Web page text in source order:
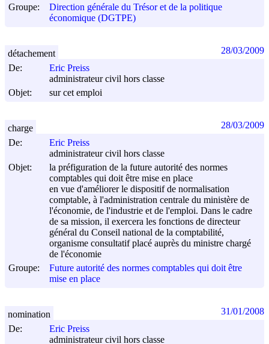
Groupe:
Direction générale du Trésor et de la politique
économique (DGTPE)
De:
Eric Preiss
administrateur civil hors classe
Objet:
sur cet emploi
détachement 28/03/2009
De:
Eric Preiss
administrateur civil hors classe
Objet:
la préfiguration de la future autorité des normes
comptables qui doit être mise en place
en vue d'améliorer le dispositif de normalisation
comptable, à l'administration centrale du ministère de
l'économie, de l'industrie et de l'emploi. Dans le cadre
de sa mission, il exercera les fonctions de directeur
général du Conseil national de la comptabilité,
organisme consultatif placé auprès du ministre chargé
de l'économie
Groupe:
Future autorité des normes comptables qui doit être
mise en place
charge 28/03/2009
De:
Eric Preiss
administrateur civil hors classe
nomination 31/01/2008